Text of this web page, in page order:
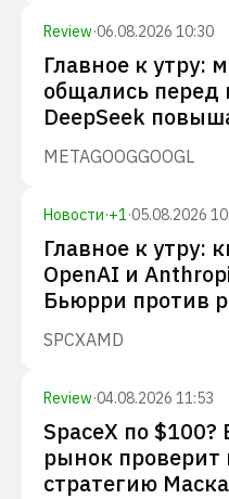
Review·06.08.2026 10:30
Главное к утру:
общались перед
DeepSeek
METAGOOGGOOGL
Новости·+1·05.08.2026
Главное к утру:
OpenAI и
Бьюрри против
SPCXAMD
Review·04.08.2026 11:53
SpaceX по
рынок проверит
стратегию Маска